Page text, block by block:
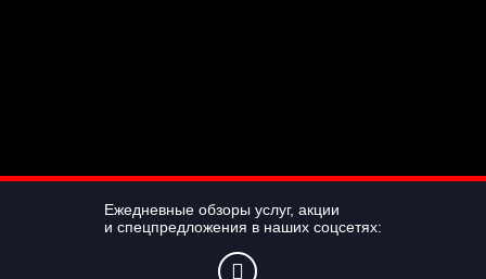
Ежедневные обзоры услуг, акции
и спецпредложения в наших соцсетях: